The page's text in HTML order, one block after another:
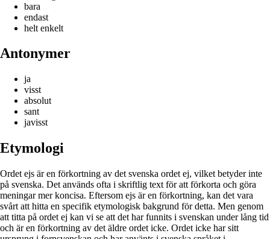
bara
endast
helt enkelt
Antonymer
ja
visst
absolut
sant
javisst
Etymologi
Ordet ejs är en förkortning av det svenska ordet ej, vilket betyder int​​e
på svenska. Det används ofta i skriftlig text för att förkorta och göra
meningar mer koncisa. Eftersom ejs är en förkortning, kan det vara
svårt att hitta en specifik etymologisk bakgrund för detta. Men genom
att titta på ordet ej kan vi se att det har funnits i svenskan under lång tid
och är en förkortning av det äldre ordet icke. Ordet icke har sitt